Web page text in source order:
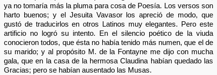
ya no tomaría más la pluma para cosa de Poesía. Los versos son
harto buenos; y el Jesuita Vavasor los apreció de modo, que
gustó de traducirlos en otros Latinos muy elegantes. Pero este
artificio no logró su intento. En el silencio poético de la viuda
conocieron todos, que ésta no había tenido más numen, que el de
su marido; y al propósito M. de la Fontayne me dijo con mucha
gala, que en la casa de la hermosa Claudina habían quedado las
Gracias; pero se habían ausentado las Musas.